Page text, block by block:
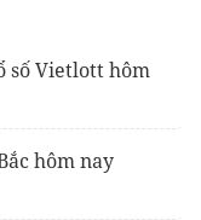
số Vietlott hôm
hôm nay